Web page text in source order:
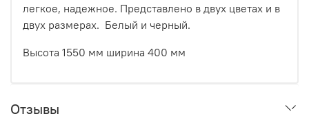
легкое, надежное. Представлено в двух цветах и в
двух размерах. Белый и черный.
Высота 1550 мм ширина 400 мм
Отзывы